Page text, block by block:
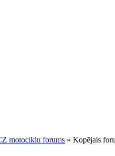
motociklu forums » Kopējais